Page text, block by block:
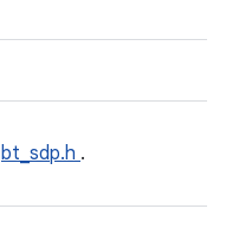
bt_sdp.h .